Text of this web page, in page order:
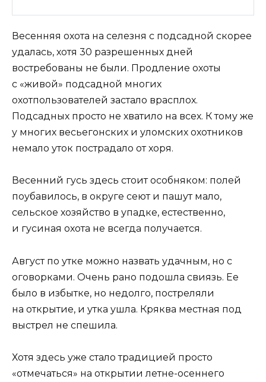
Весенняя охота на селезня с подсадной скорее
удалась, хотя 30 разрешенных дней
востребованы не были. Продление охоты
с «живой» подсадной многих
охотпользователей застало врасплох.
Подсадных просто не хватило на всех. К тому же
у многих весьегонских и уломских охотников
немало уток пострадало от хоря.
Весенний гусь здесь стоит особняком: полей
поубавилось, в округе сеют и пашут мало,
сельское хозяйство в упадке, естественно,
и гусиная охота не всегда получается.
Август по утке можно назвать удачным, но с
оговорками. Очень рано подошла свиязь. Ее
было в избытке, но недолго, постреляли
на открытие, и утка ушла. Кряква местная под
выстрел не спешила.
Хотя здесь уже стало традицией просто
«отмечаться» на открытии летне-осеннего